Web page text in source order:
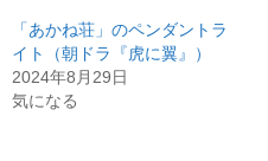
「あかね荘」のペンダントラ
イト（朝ドラ『虎に翼』）
2024年8月29日
気になる